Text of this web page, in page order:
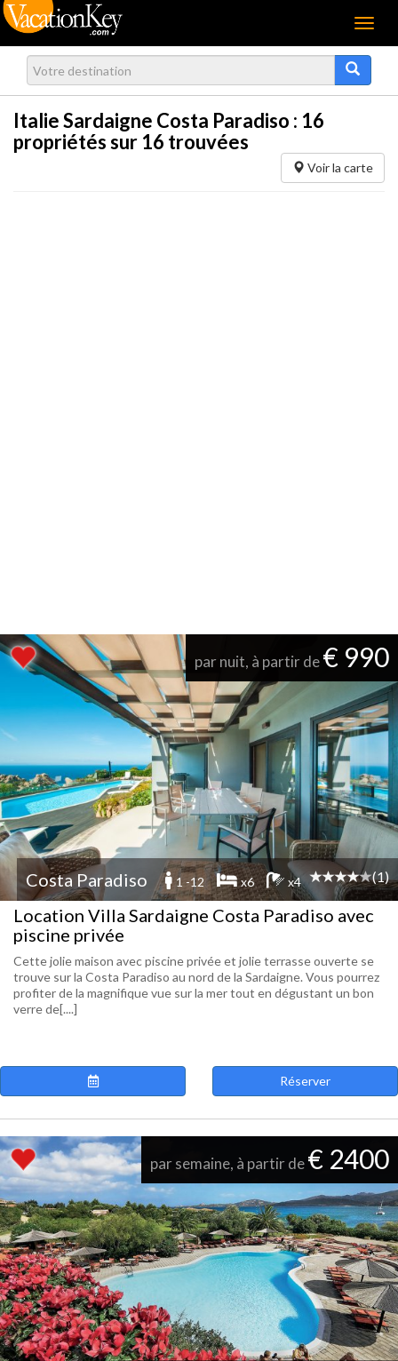
Menu
Italie Sardaigne Costa Paradiso : 16
propriétés sur 16 trouvées
Voir la carte
par nuit, à partir de€ 990
Costa Paradiso 1 -12 x6 x4 (1)
Location Villa Sardaigne Costa Paradiso avec
piscine privée
Cette jolie maison avec piscine privée et jolie terrasse ouverte se
trouve sur la Costa Paradiso au nord de la Sardaigne. Vous pourrez
profiter de la magnifique vue sur la mer tout en dégustant un bon
verre de[....]
Réserver
par semaine, à partir de€ 2400